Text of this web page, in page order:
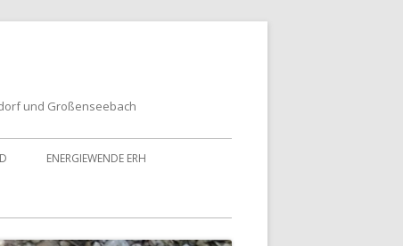
und Großenseebach
ENERGIEWENDE ERH